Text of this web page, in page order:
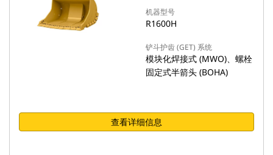
机器型号
R1600H
铲斗护齿 (GET) 系统
模块化焊接式 (MWO)、螺栓
固定式半箭头 (BOHA)
查看详细信息